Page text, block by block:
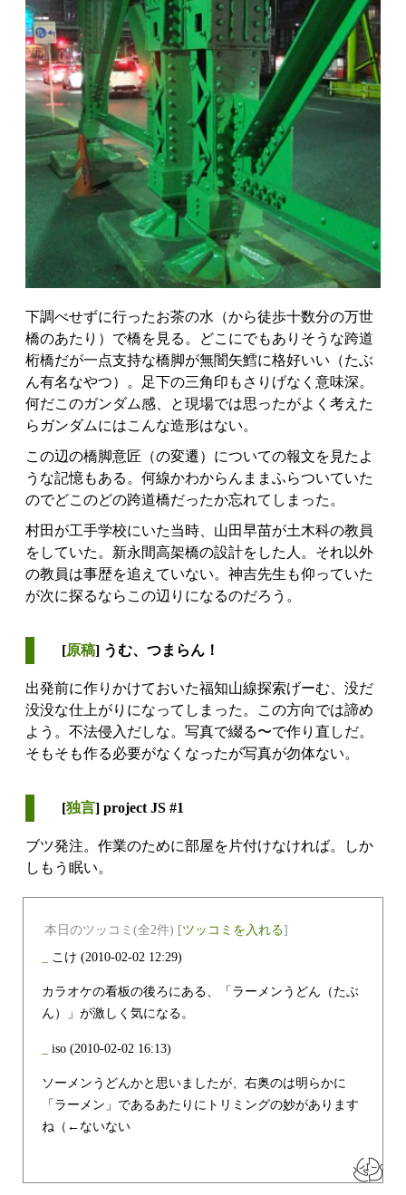
下調べせずに行ったお茶の水（から徒歩十数分の万世
橋のあたり）で橋を見る。どこにでもありそうな跨道
桁橋だが一点支持な橋脚が無闇矢鱈に格好いい（たぶ
ん有名なやつ）。足下の三角印もさりげなく意味深。
何だこのガンダム感、と現場では思ったがよく考えた
らガンダムにはこんな造形はない。
この辺の橋脚意匠（の変遷）についての報文を見たよ
うな記憶もある。何線かわからんままふらついていた
のでどこのどの跨道橋だったか忘れてしまった。
村田が工手学校にいた当時、山田早苗が土木科の教員
をしていた。新永間高架橋の設計をした人。それ以外
の教員は事歴を追えていない。神吉先生も仰っていた
が次に探るならこの辺りになるのだろう。
[原稿] うむ、つまらん！
出発前に作りかけておいた福知山線探索げーむ、没だ
没没な仕上がりになってしまった。この方向では諦め
よう。不法侵入だしな。写真で綴る〜で作り直しだ。
そもそも作る必要がなくなったが写真が勿体ない。
[独言] project JS #1
ブツ発注。作業のために部屋を片付けなければ。しか
しもう眠い。
本日のツッコミ(全2件) [ツッコミを入れる]
こけ (2010-02-02 12:29)
カラオケの看板の後ろにある、「ラーメンうどん（たぶ
ん）」が激しく気になる。
iso (2010-02-02 16:13)
ソーメンうどんかと思いましたが、右奥のは明らかに
「ラーメン」であるあたりにトリミングの妙があります
ね（←ないない